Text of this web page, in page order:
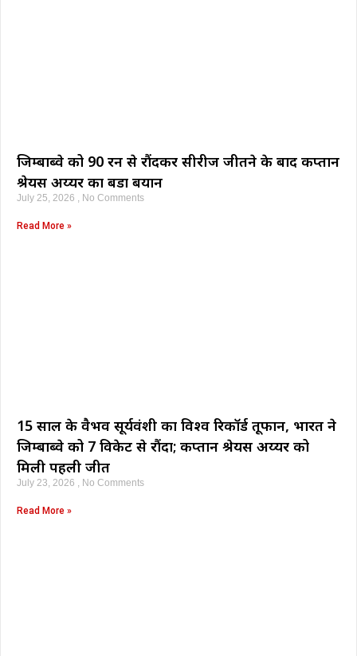
जिम्बाब्वे को 90 रन से रौंदकर सीरीज जीतने के बाद कप्तान
श्रेयस अय्यर का बडा बयान
July 25, 2026 No Comments
Read More »
15 साल के वैभव सूर्यवंशी का विश्व रिकॉर्ड तूफान, भारत ने
जिम्बाब्वे को 7 विकेट से रौंदा; कप्तान श्रेयस अय्यर को
मिली पहली जीत
July 23, 2026 No Comments
Read More »